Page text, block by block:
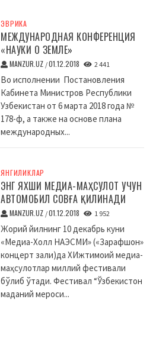
ЭВРИКА
МЕЖДУНАРОДНАЯ КОНФЕРЕНЦИЯ
«НАУКИ О ЗЕМЛЕ»
MANZUR.UZ /01.12.2018 2 441
Во исполнении Постановления
Кабинета Министров Республики
Узбекистан от 6 марта 2018 года №
178-ф, а также на основе плана
международных...
ЯНГИЛИКЛАР
ЭНГ ЯХШИ МЕДИА-МАҲСУЛОТ УЧУН
АВТОМОБИЛ СОВҒА ҚИЛИНАДИ
MANZUR.UZ /01.12.2018 1 952
Жорий йилнинг 10 декабрь куни
«Медиа-Холл НАЭСМИ» («Зарафшон»
концерт зали)да XИжтимоий медиа-
маҳсулотлар миллий фестивали
бўлиб ўтади. Фестивал “Ўзбекистон
маданий мероси...